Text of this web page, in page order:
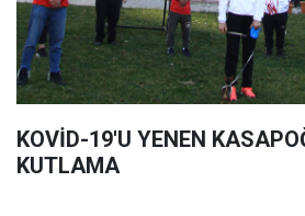
KOVİD-19'U YENEN
KUTLAMA